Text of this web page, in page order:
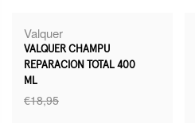
Valquer
VALQUER CHAMPU
REPARACION TOTAL 400
ML
€18,95